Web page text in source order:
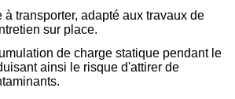
à transporter, adapté aux travaux de
sur place.
de charge statique pendant le
ainsi le risque d'attirer de